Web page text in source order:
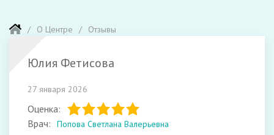
О Центре Отзывы
Юлия Фетисова
27 января 2026
Оценка:
Врач:
Попова Светлана Валерьевна